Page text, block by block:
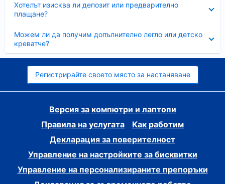
Хотелът изисква ли депозит или предварително
плащане?
Можем ли да получим допълнително легло или детско
креватче?
Регистрирайте своето място за настаняване
Версия за компютри и лаптопи
Правила на услугата
Как работим
Декларация за поверителност
Управление на настройките за бисквитки
Управление на персонализираните препоръки